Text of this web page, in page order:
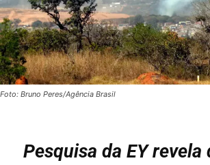
Foto: Bruno Peres/Agência Brasil
Pesquisa da EY revela